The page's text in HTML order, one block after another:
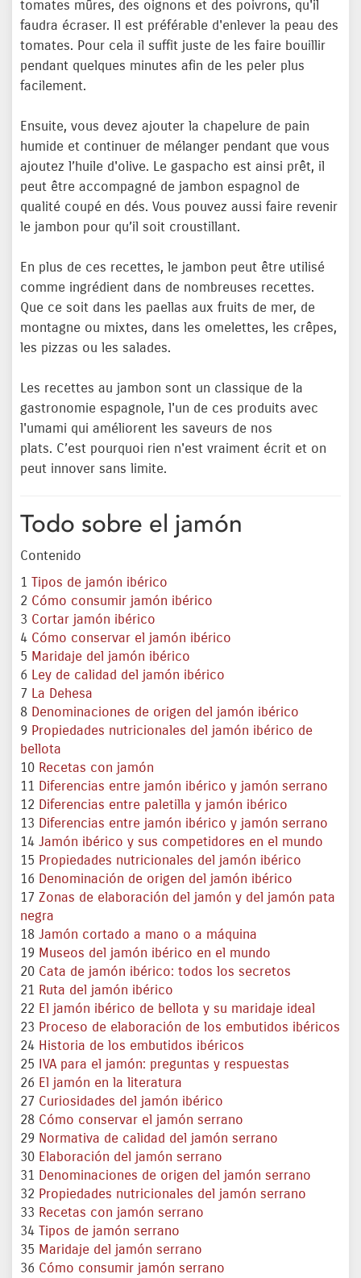
tomates mûres, des oignons et des poivrons, qu'il
faudra écraser. Il est préférable d'enlever la peau des
tomates. Pour cela il suffit juste de les faire bouillir
pendant quelques minutes afin de les peler plus
facilement.
Ensuite, vous devez ajouter la chapelure de pain
humide et continuer de mélanger pendant que vous
ajoutez l’huile d'olive. Le gaspacho est ainsi prêt, il
peut être accompagné de jambon espagnol de
qualité coupé en dés. Vous pouvez aussi faire revenir
le jambon pour qu’il soit croustillant.
En plus de ces recettes, le jambon peut être utilisé
comme ingrédient dans de nombreuses recettes.
Que ce soit dans les paellas aux fruits de mer, de
montagne ou mixtes, dans les omelettes, les crêpes,
les pizzas ou les salades.
Les recettes au jambon sont un classique de la
gastronomie espagnole, l'un de ces produits avec
l'umami qui améliorent les saveurs de nos
plats. C’est pourquoi rien n'est vraiment écrit et on
peut innover sans limite.
Todo sobre el jamón
Contenido
1 Tipos de jamón ibérico
2 Cómo consumir jamón ibérico
3 Cortar jamón ibérico
4 Cómo conservar el jamón ibérico
5 Maridaje del jamón ibérico
6 Ley de calidad del jamón ibérico
7 La Dehesa
8 Denominaciones de origen del jamón ibérico
9 Propiedades nutricionales del jamón ibérico de
bellota
10 Recetas con jamón
11 Diferencias entre jamón ibérico y jamón serrano
12 Diferencias entre paletilla y jamón ibérico
13 Diferencias entre jamón ibérico y jamón serrano
14 Jamón ibérico y sus competidores en el mundo
15 Propiedades nutricionales del jamón ibérico
16 Denominación de origen del jamón ibérico
17 Zonas de elaboración del jamón y del jamón pata
negra
18 Jamón cortado a mano o a máquina
19 Museos del jamón ibérico en el mundo
20 Cata de jamón ibérico: todos los secretos
21 Ruta del jamón ibérico
22 El jamón ibérico de bellota y su maridaje ideal
23 Proceso de elaboración de los embutidos ibéricos
24 Historia de los embutidos ibéricos
25 IVA para el jamón: preguntas y respuestas
26 El jamón en la literatura
27 Curiosidades del jamón ibérico
28 Cómo conservar el jamón serrano
29 Normativa de calidad del jamón serrano
30 Elaboración del jamón serrano
31 Denominaciones de origen del jamón serrano
32 Propiedades nutricionales del jamón serrano
33 Recetas con jamón serrano
34 Tipos de jamón serrano
35 Maridaje del jamón serrano
36 Cómo consumir jamón serrano